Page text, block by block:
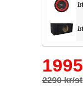
1st
1st
2290 kr/st